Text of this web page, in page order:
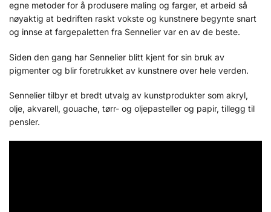
egne metoder for å produsere maling og farger, et arbeid så
nøyaktig at bedriften raskt vokste og kunstnere begynte snart
og innse at fargepaletten fra Sennelier var en av de beste.
Siden den gang har Sennelier blitt kjent for sin bruk av
pigmenter og blir foretrukket av kunstnere over hele verden.
Sennelier tilbyr et bredt utvalg av kunstprodukter som akryl,
olje, akvarell, gouache, tørr- og oljepasteller og papir, tillegg til
pensler.